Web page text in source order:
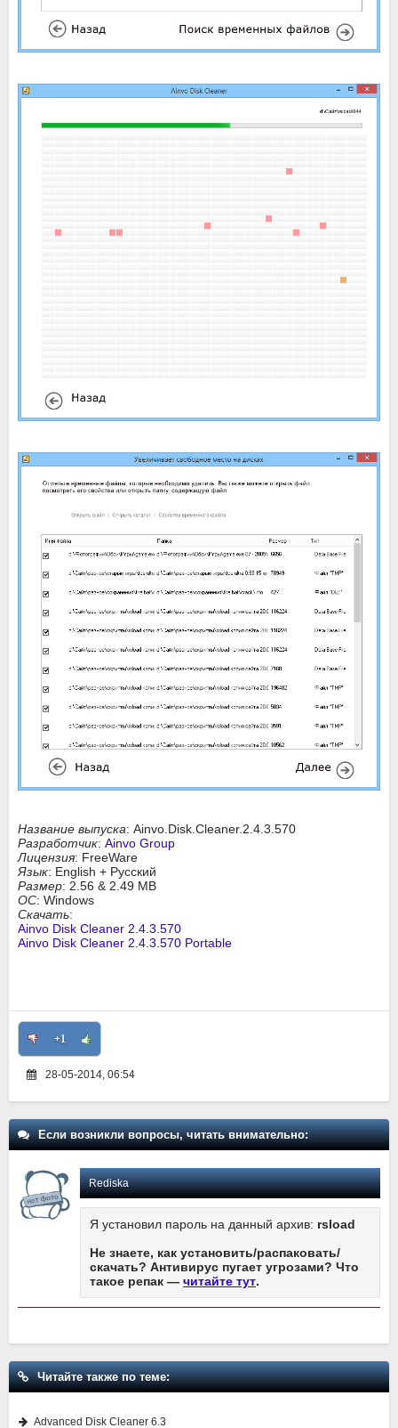
Название выпуска: Ainvo.Disk.Cleaner.2.4.3.570
Разработчик: Ainvo Group
Лицензия: FreeWare
Язык: English + Русский
Размер: 2.56 & 2.49 MB
ОС: Windows
Скачать:
Ainvo Disk Cleaner 2.4.3.570
Ainvo Disk Cleaner 2.4.3.570 Portable
+1
28-05-2014, 06:54
Если возникли вопросы, читать внимательно:
Rediska
Я установил пароль на данный архив: rsload
Не знаете, как установить/распаковать/
скачать? Антивирус пугает угрозами? Что
такое репак — читайте тут.
Читайте также по теме:
Advanced Disk Cleaner 6.3